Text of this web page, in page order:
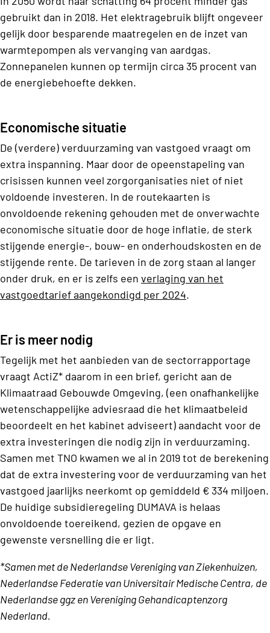
gebruikt dan in 2018. Het elektragebruik blijft ongeveer
gelijk door besparende maatregelen en de inzet van
warmtepompen als vervanging van aardgas.
Zonnepanelen kunnen op termijn circa 35 procent van
de energiebehoefte dekken.
Economische situatie
De (verdere) verduurzaming van vastgoed vraagt om
extra inspanning. Maar door de opeenstapeling van
crisissen kunnen veel zorgorganisaties niet of niet
voldoende investeren. In de routekaarten is
onvoldoende rekening gehouden met de onverwachte
economische situatie door de hoge inflatie, de sterk
stijgende energie-, bouw- en onderhoudskosten en de
stijgende rente. De tarieven in de zorg staan al langer
onder druk, en er is zelfs een verlaging van het
vastgoedtarief aangekondigd per 2024.
Er is meer nodig
Tegelijk met het aanbieden van de sectorrapportage
vraagt ActiZ* daarom in een brief, gericht aan de
Klimaatraad Gebouwde Omgeving, (een onafhankelijke
wetenschappelijke adviesraad die het klimaatbeleid
beoordeelt en het kabinet adviseert) aandacht voor de
extra investeringen die nodig zijn in verduurzaming.
Samen met TNO kwamen we al in 2019 tot de berekening
dat de extra investering voor de verduurzaming van het
vastgoed jaarlijks neerkomt op gemiddeld € 334 miljoen.
De huidige subsidieregeling DUMAVA is helaas
onvoldoende toereikend, gezien de opgave en
gewenste versnelling die er ligt.
*Samen met de Nederlandse Vereniging van Ziekenhuizen,
Nederlandse Federatie van Universitair Medische Centra, de
Nederlandse ggz en Vereniging Gehandicaptenzorg
Nederland.